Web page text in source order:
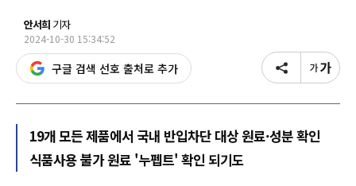
안서희 기자
2024-10-30 15:34:52
구글 검색 선호 출처로 추가
19개 모든 제품에서 국내 반입차단 대상 원료·성분 확인
식품사용 불가 원료 '누펩트' 확인 되기도